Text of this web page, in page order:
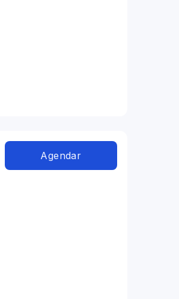
Agendar